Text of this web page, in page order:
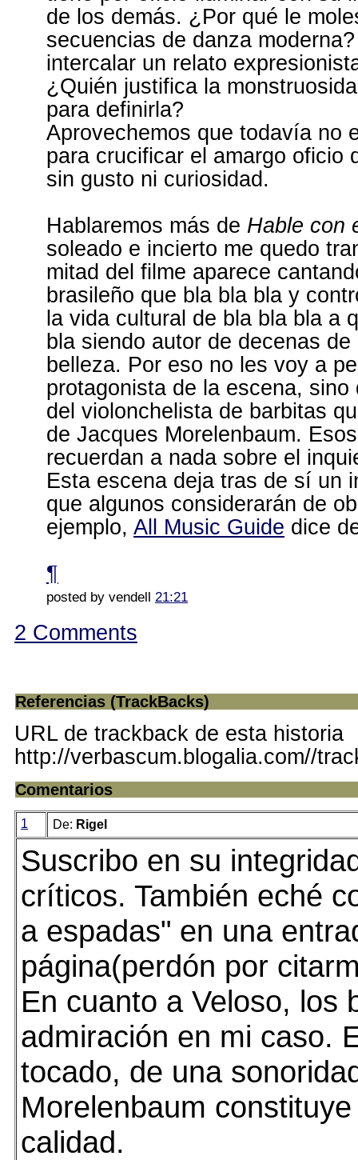
de los demás. ¿Por qué le
secuencias de danza
intercalar un relato
¿Quién justifica la
para definirla?
Aprovechemos que todavía no
para crucificar el amargo oficio
sin gusto ni curiosidad.
Hablaremos más de Hable con
soleado e incierto me quedo
mitad del filme aparece
brasileño que bla bla bla y
la vida cultural de bla bla bla a
bla siendo autor de decenas
belleza. Por eso no les voy a
protagonista de la escena,
del violonchelista de barbitas
de Jacques Morelenbaum.
recuerdan a nada sobre el
Esta escena deja tras de sí un
que algunos considerarán de
ejemplo, All Music Guide dice
¶
posted by vendell 21:21
2 Comments
Referencias (TrackBacks)
URL de trackback de esta historia
http://verbascum.blogalia.com//
Comentarios
1 De: Rigel
Suscribo en su
críticos. También eché
a espadas" en una
página(perdón por
En cuanto a Veloso, los
admiración en mi caso.
tocado, de una
Morelenbaum
calidad.